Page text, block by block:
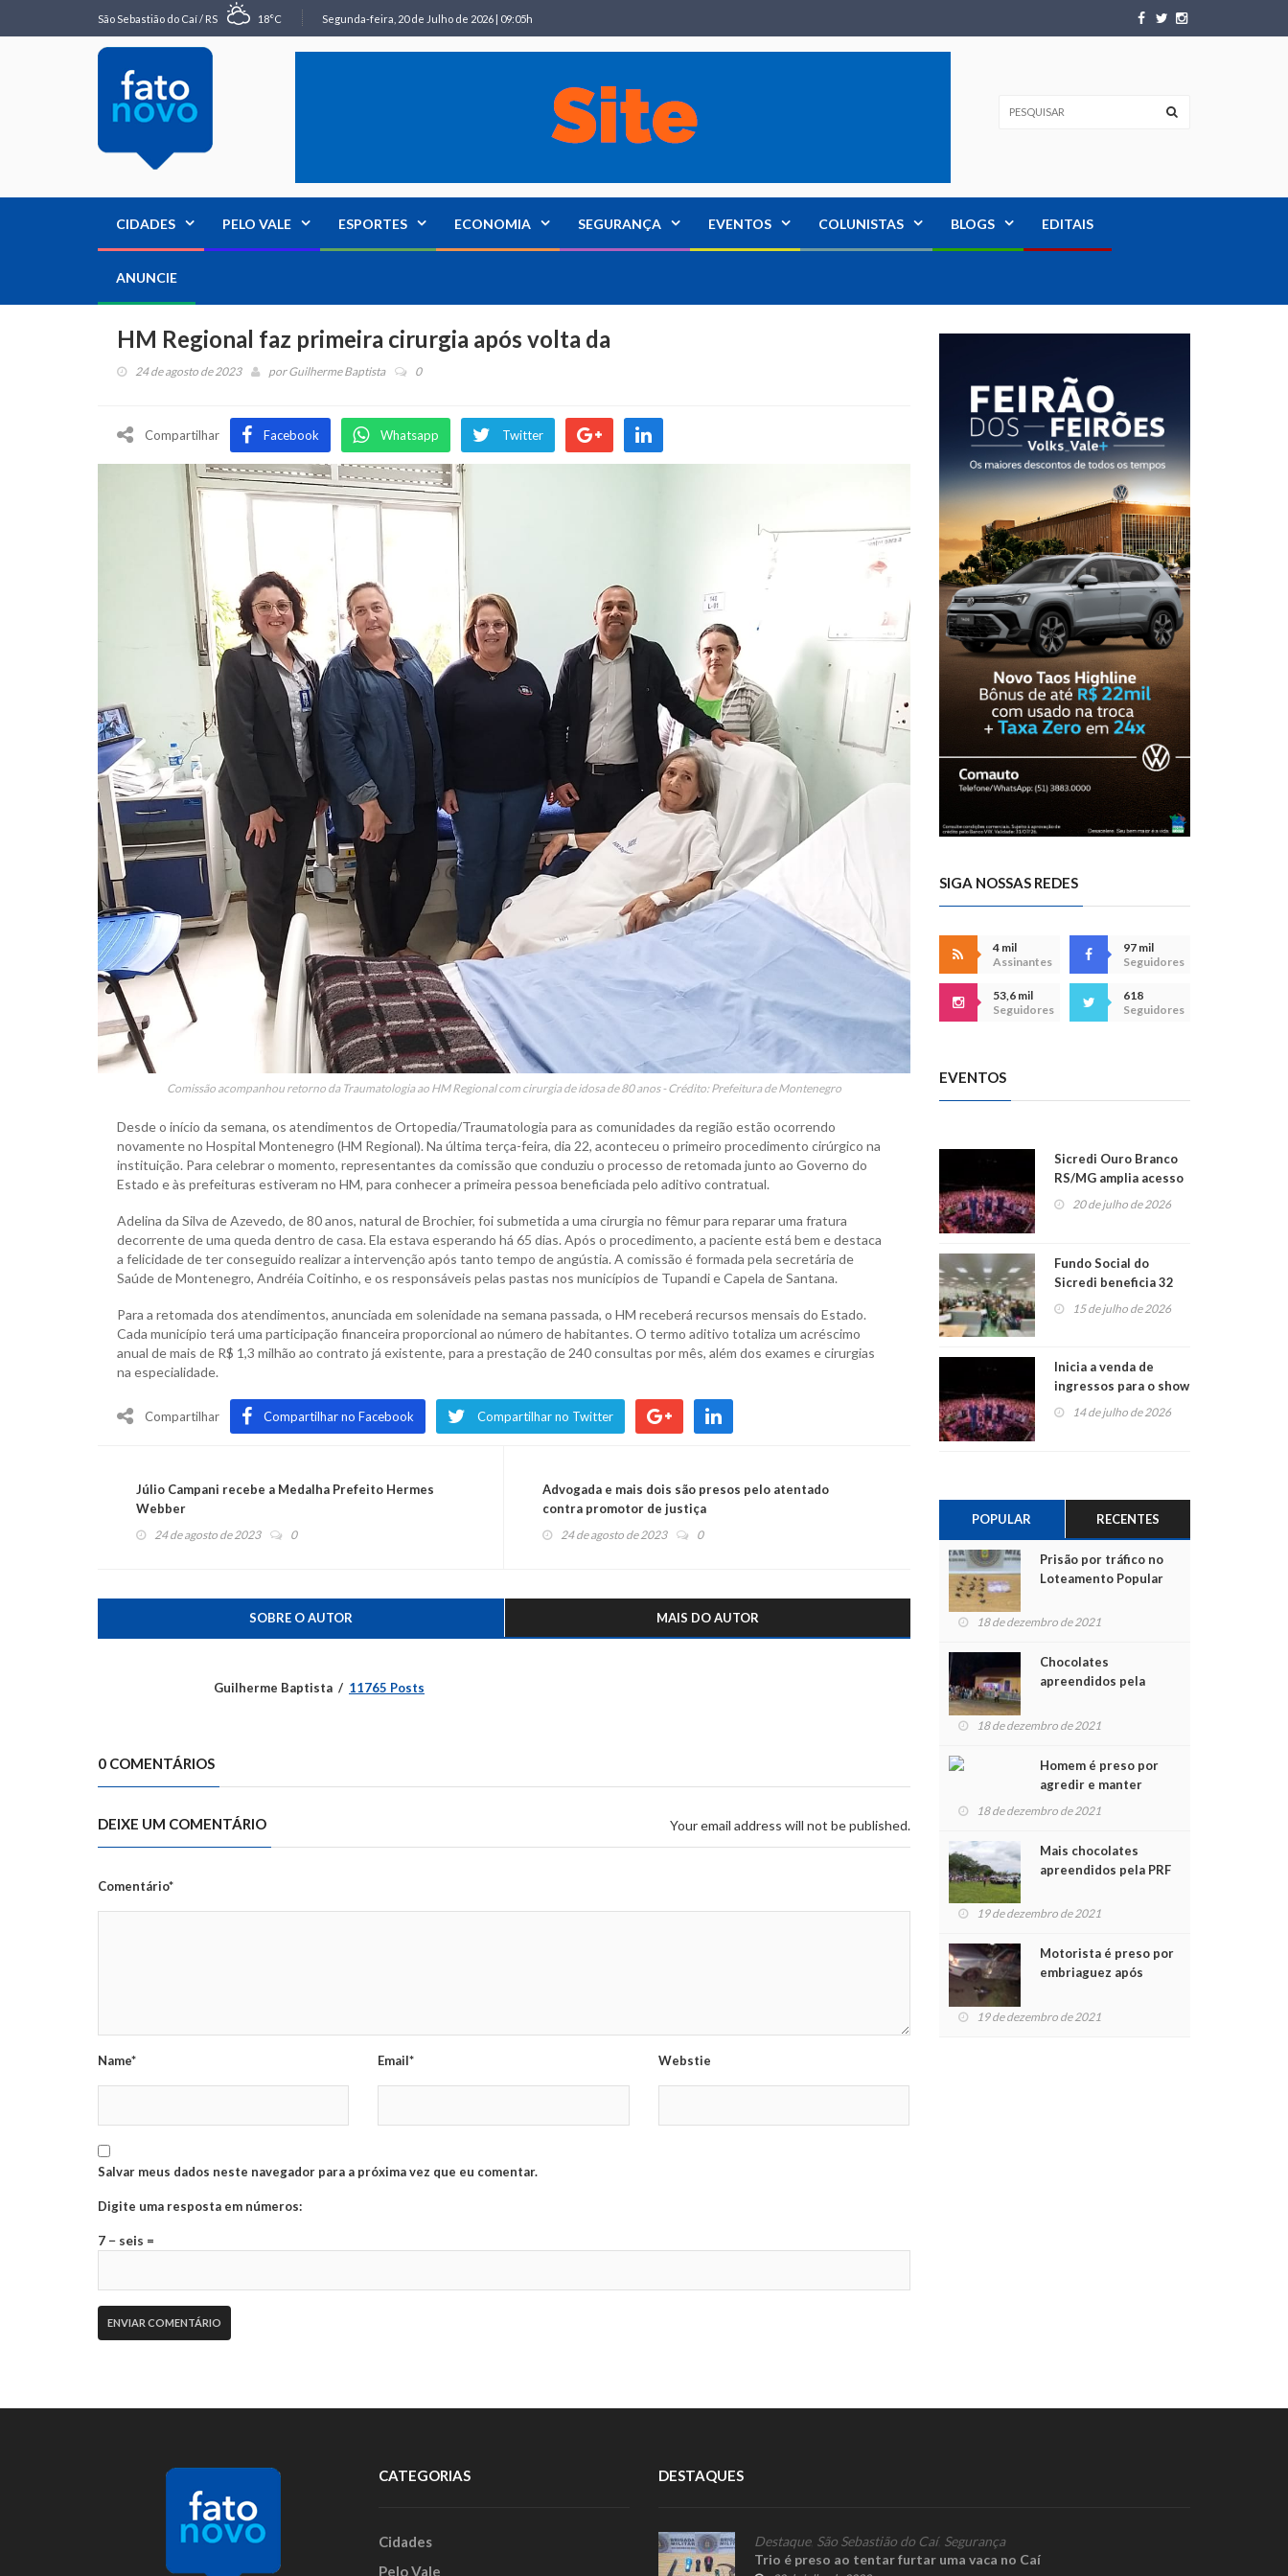
São Sebastião do Caí / RS 18°C Segunda-feira, 20 de Julho de 2026 | 09:05h
CIDADES PELO VALE ESPORTES ECONOMIA SEGURANÇA EVENTOS COLUNISTAS BLOGS EDITAIS
ANUNCIE
HM Regional faz primeira cirurgia após volta da
24 de agosto de 2023 porGuilherme Baptista 0
Compartilhar Facebook Whatsapp Twitter
Comissão acompanhou retorno da Traumatologia ao HM Regional com cirurgia de idosa de 80 anos - Crédito: Prefeitura de Montenegro
Desde o início da semana, os atendimentos de Ortopedia/Traumatologia para as comunidades da região estão ocorrendo
novamente no Hospital Montenegro (HM Regional). Na última terça-feira, dia 22, aconteceu o primeiro procedimento cirúrgico na
instituição. Para celebrar o momento, representantes da comissão que conduziu o processo de retomada junto ao Governo do
Estado e às prefeituras estiveram no HM, para conhecer a primeira pessoa beneficiada pelo aditivo contratual.
Adelina da Silva de Azevedo, de 80 anos, natural de Brochier, foi submetida a uma cirurgia no fêmur para reparar uma fratura
decorrente de uma queda dentro de casa. Ela estava esperando há 65 dias. Após o procedimento, a paciente está bem e destaca
a felicidade de ter conseguido realizar a intervenção após tanto tempo de angústia. A comissão é formada pela secretária de
Saúde de Montenegro, Andréia Coitinho, e os responsáveis pelas pastas nos municípios de Tupandi e Capela de Santana.
Para a retomada dos atendimentos, anunciada em solenidade na semana passada, o HM receberá recursos mensais do Estado.
Cada município terá uma participação financeira proporcional ao número de habitantes. O termo aditivo totaliza um acréscimo
anual de mais de R$ 1,3 milhão ao contrato já existente, para a prestação de 240 consultas por mês, além dos exames e cirurgias
na especialidade.
Compartilhar Compartilhar no Facebook Compartilhar no Twitter
Júlio Campani recebe a Medalha Prefeito Hermes
Webber
24 de agosto de 2023 0
Advogada e mais dois são presos pelo atentado
contra promotor de justiça
24 de agosto de 2023 0
SOBRE O AUTOR MAIS DO AUTOR
Guilherme Baptista 11765 Posts
0 COMENTÁRIOS
DEIXE UM COMENTÁRIO Your email address will not be published.
Comentário*
Name* Email* Webstie
Salvar meus dados neste navegador para a próxima vez que eu comentar.
Digite uma resposta em números:
7 − seis =
SIGA NOSSAS REDES
4 mil
Assinantes
97 mil
Seguidores
53,6 mil
Seguidores
618
Seguidores
EVENTOS
Sicredi Ouro Branco
RS/MG amplia acesso
ao show dos 45 anos
20 de julho de 2026
Fundo Social do
Sicredi beneficia 32
projetos em
Montenegro
15 de julho de 2026
Inicia a venda de
ingressos para o show
do Jota Quest nos 45
14 de julho de 2026
POPULAR RECENTES
Prisão por tráfico no
Loteamento Popular
18 de dezembro de 2021
Chocolates
apreendidos pela
para crianças na
18 de dezembro de 2021
Homem é preso por
agredir e manter
mulher em cárcere
18 de dezembro de 2021
Mais chocolates
apreendidos pela PRF
crianças no Natal
19 de dezembro de 2021
Motorista é preso por
embriaguez após
feridos
19 de dezembro de 2021
CATEGORIAS
Cidades
Pelo Vale
DESTAQUES
Destaque, São Sebastião do Caí, Segurança
Trio é preso ao tentar furtar uma vaca no Caí